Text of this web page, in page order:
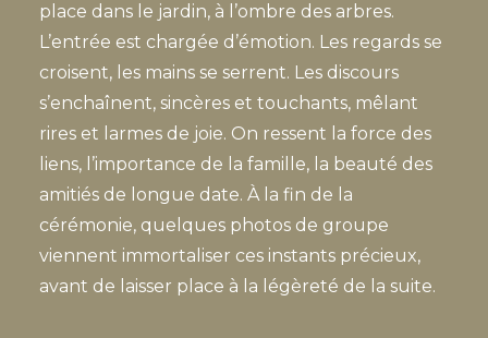
place dans le jardin, à l’ombre des arbres.
L’entrée est chargée d’émotion. Les regards se
croisent, les mains se serrent. Les discours
s’enchaînent, sincères et touchants, mêlant
rires et larmes de joie. On ressent la force des
liens, l’importance de la famille, la beauté des
amitiés de longue date. À la fin de la
cérémonie, quelques photos de groupe
viennent immortaliser ces instants précieux,
avant de laisser place à la légèreté de la suite.